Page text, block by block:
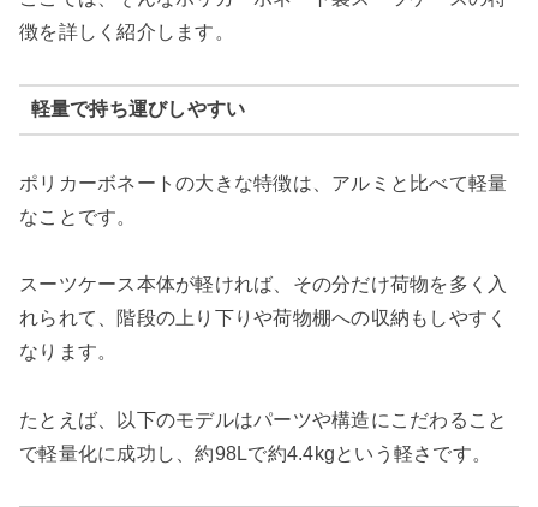
徴を詳しく紹介します。
軽量で持ち運びしやすい
ポリカーボネートの大きな特徴は、アルミと比べて軽量
なことです。
スーツケース本体が軽ければ、その分だけ荷物を多く入
れられて、階段の上り下りや荷物棚への収納もしやすく
なります。
たとえば、以下のモデルはパーツや構造にこだわること
で軽量化に成功し、約98Lで約4.4kgという軽さです。